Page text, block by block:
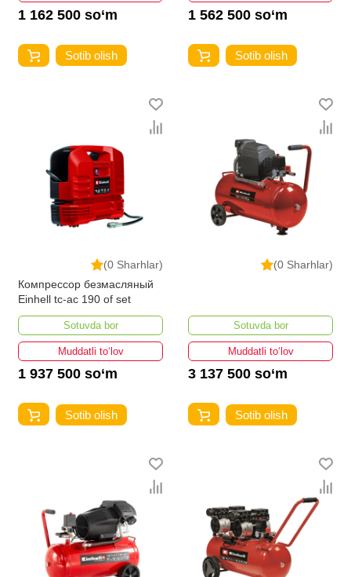
1 162 500 so‘m
Sotib olish
1 562 500 so‘m
Sotib olish
(0 Sharhlar)
Компрессор безмасляный
Einhell tc-ac 190 of set
Sotuvda bor
Muddatli to‘lov
1 937 500 so‘m
Sotib olish
(0 Sharhlar)
Sotuvda bor
Muddatli to‘lov
3 137 500 so‘m
Sotib olish